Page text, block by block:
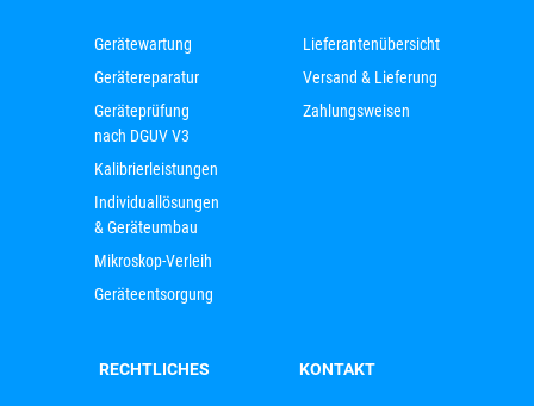
Gerätewartung
Gerätereparatur
Geräteprüfung
nach DGUV V3
Kalibrierleistungen
Individuallösungen
& Geräteumbau
Mikroskop-Verleih
Geräteentsorgung
Lieferantenübersicht
Versand & Lieferung
Zahlungsweisen
RECHTLICHES KONTAKT